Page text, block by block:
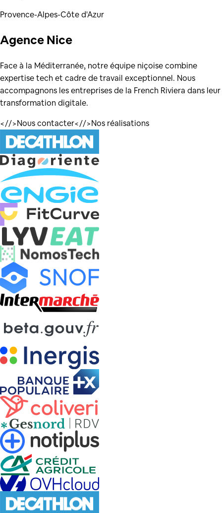
Provence-Alpes-Côte d'Azur
AgenceNice
Face à la Méditerranée, notre équipe niçoise combine
expertise tech et cadre de travail exceptionnel. Nous
accompagnons les entreprises de la French Riviera dans leur
transformation digitale.
<//>Nous contacter<//>Nos réalisations